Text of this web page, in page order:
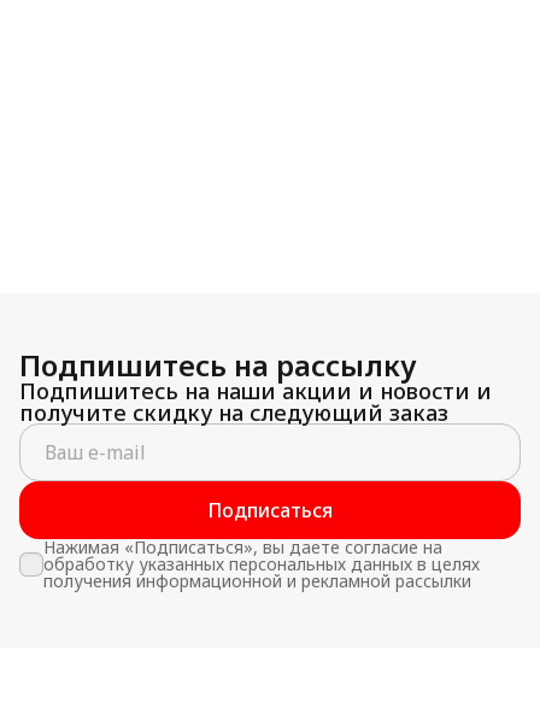
Подпишитесь на рассылку
Подпишитесь на наши акции и новости и
получите скидку на следующий заказ
Подписаться
Нажимая «Подписаться», вы даете согласие на
обработку указанных персональных данных в целях
получения информационной и рекламной рассылки